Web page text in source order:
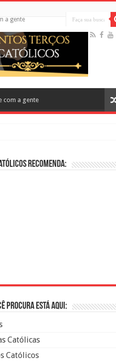
a gente
com a gente
CinemaRecomenda:
procura está aqui:
Católicas
Católicos